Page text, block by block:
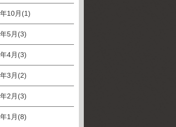
10月(1)
5月(3)
4月(3)
3月(2)
2月(3)
1月(8)